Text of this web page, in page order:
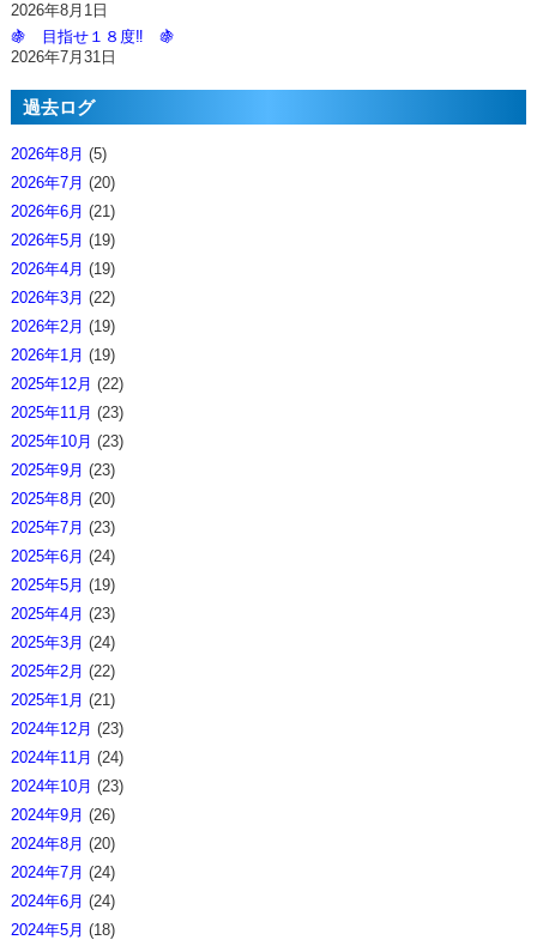
2026年8月1日
🍇 目指せ１８度‼️ 🍇
2026年7月31日
過去ログ
2026年8月 (5)
2026年7月 (20)
2026年6月 (21)
2026年5月 (19)
2026年4月 (19)
2026年3月 (22)
2026年2月 (19)
2026年1月 (19)
2025年12月 (22)
2025年11月 (23)
2025年10月 (23)
2025年9月 (23)
2025年8月 (20)
2025年7月 (23)
2025年6月 (24)
2025年5月 (19)
2025年4月 (23)
2025年3月 (24)
2025年2月 (22)
2025年1月 (21)
2024年12月 (23)
2024年11月 (24)
2024年10月 (23)
2024年9月 (26)
2024年8月 (20)
2024年7月 (24)
2024年6月 (24)
2024年5月 (18)